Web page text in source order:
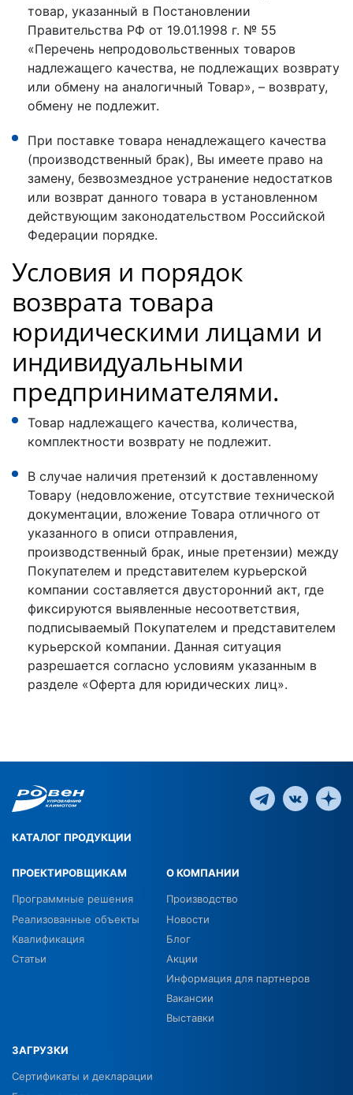
товар, указанный в Постановлении
Правительства РФ от 19.01.1998 г. № 55
«Перечень непродовольственных товаров
надлежащего качества, не подлежащих возврату
или обмену на аналогичный Товар», – возврату,
обмену не подлежит.
При поставке товара ненадлежащего качества
(производственный брак), Вы имеете право на
замену, безвозмездное устранение недостатков
или возврат данного товара в установленном
действующим законодательством Российской
Федерации порядке.
Условия и порядок
возврата товара
юридическими лицами и
индивидуальными
предпринимателями.
Товар надлежащего качества, количества,
комплектности возврату не подлежит.
В случае наличия претензий к доставленному
Товару (недовложение, отсутствие технической
документации, вложение Товара отличного от
указанного в описи отправления,
производственный брак, иные претензии) между
Покупателем и представителем курьерской
компании составляется двусторонний акт, где
фиксируются выявленные несоответствия,
подписываемый Покупателем и представителем
курьерской компании. Данная ситуация
разрешается согласно условиям указанным в
разделе «Оферта для юридических лиц».
КАТАЛОГ ПРОДУКЦИИ
ПРОЕКТИРОВЩИКАМ
Программные решения
Реализованные объекты
Квалификация
Статьи
О КОМПАНИИ
Производство
Новости
Блог
Акции
Информация для партнеров
Вакансии
Выставки
ЗАГРУЗКИ
Сертификаты и декларации